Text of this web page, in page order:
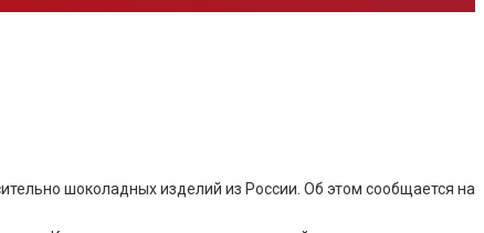
шоколадных изделий из России. Об этом сообщается на